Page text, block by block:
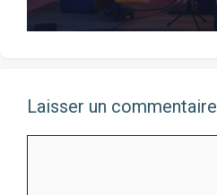
Laisser un commentaire